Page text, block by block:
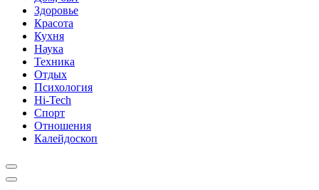
Здоровье
Красота
Кухня
Наука
Техника
Отдых
Психология
Hi-Tech
Спорт
Отношения
Калейдоскоп